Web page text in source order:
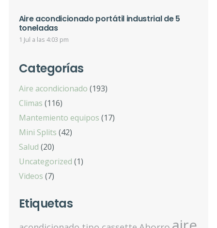
Aire acondicionado portátil industrial de 5
toneladas
1 Jul a las 4:03 pm
Categorías
Aire acondicionado (193)
Climas (116)
Mantemiento equipos (17)
Mini Splits (42)
Salud (20)
Uncategorized (1)
Videos (7)
Etiquetas